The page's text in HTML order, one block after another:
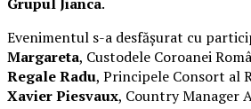
Evenimentul s-a desfășurat cu
Margareta, Custodele Coroanei
Regale Radu, Principele Consort al
Xavier Piesvaux, Country Manager